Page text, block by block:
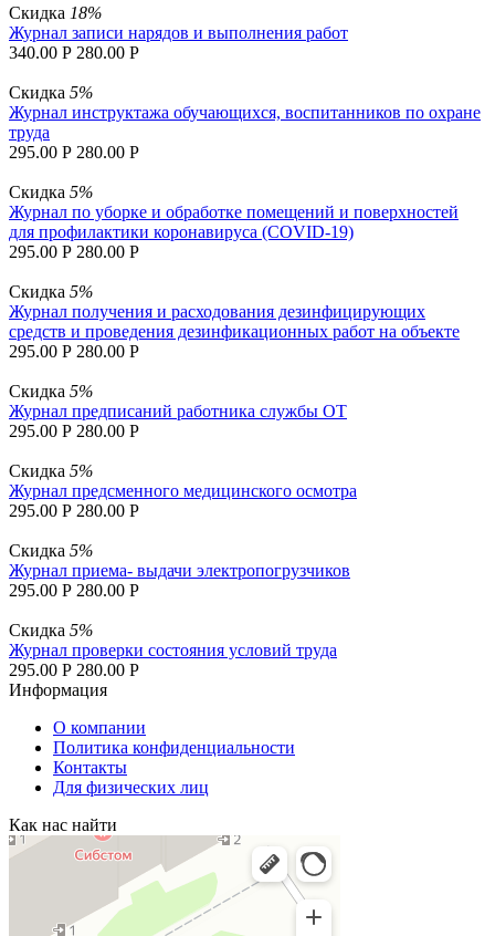
Скидка 18%
Журнал записи нарядов и выполнения работ
340.00 Р 280.00 Р
Скидка 5%
Журнал инструктажа обучающихся, воспитанников по охране
труда
295.00 Р 280.00 Р
Скидка 5%
Журнал по уборке и обработке помещений и поверхностей
для профилактики коронавируса (COVID-19)
295.00 Р 280.00 Р
Скидка 5%
Журнал получения и расходования дезинфицирующих
средств и проведения дезинфикационных работ на объекте
295.00 Р 280.00 Р
Скидка 5%
Журнал предписаний работника службы ОТ
295.00 Р 280.00 Р
Скидка 5%
Журнал предсменного медицинского осмотра
295.00 Р 280.00 Р
Скидка 5%
Журнал приема- выдачи электропогрузчиков
295.00 Р 280.00 Р
Скидка 5%
Журнал проверки состояния условий труда
295.00 Р 280.00 Р
Информация
О компании
Политика конфиденциальности
Контакты
Для физических лиц
Как нас найти